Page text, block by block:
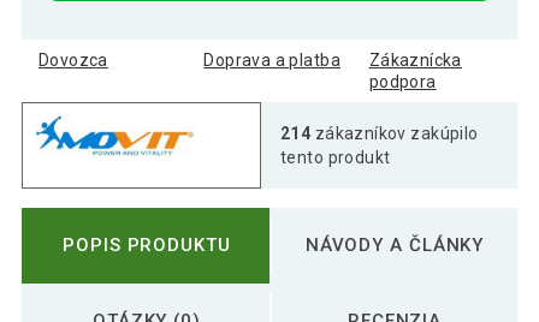
Dovozca Doprava a platba
Zákaznícka
podpora
214 zákazníkov zakúpilo
tento produkt
POPIS PRODUKTU NÁVODY A ČLÁNKY